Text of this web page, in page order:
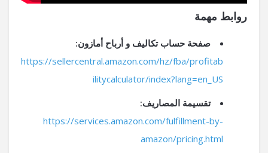
روابط مهمة
صفحة حساب تكاليف و أرباح أمازون:
https://sellercentral.amazon.com/hz/fba/profitab
ilitycalculator/index?lang=en_US
تقسيمة المصاريف:
https://services.amazon.com/fulfillment-by-
amazon/pricing.html